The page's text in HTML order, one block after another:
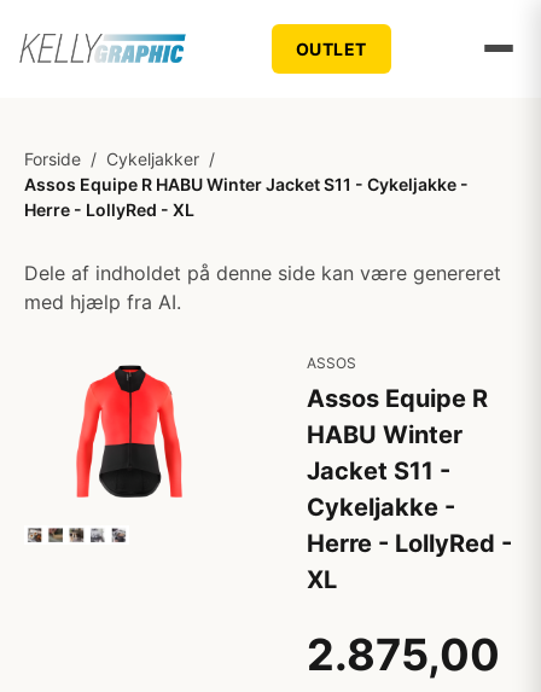
OUTLET
Forside / Cykeljakker /
Assos Equipe R HABU Winter Jacket S11 - Cykeljakke -
Herre - LollyRed - XL
Dele af indholdet på denne side kan være genereret
med hjælp fra AI.
ASSOS
Assos Equipe R
HABU Winter
Jacket S11 -
Cykeljakke -
Herre - LollyRed -
XL
2.875,00